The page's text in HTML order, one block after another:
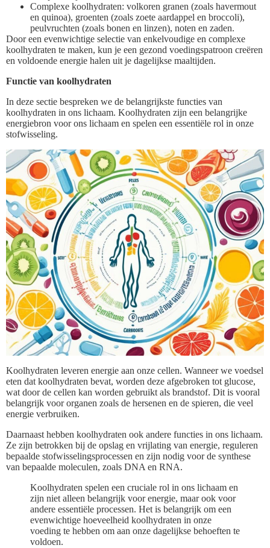
Complexe koolhydraten: volkoren granen (zoals havermout
en quinoa), groenten (zoals zoete aardappel en broccoli),
peulvruchten (zoals bonen en linzen), noten en zaden.
Door een evenwichtige selectie van enkelvoudige en complexe
koolhydraten te maken, kun je een gezond voedingspatroon creëren
en voldoende energie halen uit je dagelijkse maaltijden.
Functie van koolhydraten
In deze sectie bespreken we de belangrijkste functies van
koolhydraten in ons lichaam. Koolhydraten zijn een belangrijke
energiebron voor ons lichaam en spelen een essentiële rol in onze
stofwisseling.
Koolhydraten leveren energie aan onze cellen. Wanneer we voedsel
eten dat koolhydraten bevat, worden deze afgebroken tot glucose,
wat door de cellen kan worden gebruikt als brandstof. Dit is vooral
belangrijk voor organen zoals de hersenen en de spieren, die veel
energie verbruiken.
Daarnaast hebben koolhydraten ook andere functies in ons lichaam.
Ze zijn betrokken bij de opslag en vrijlating van energie, reguleren
bepaalde stofwisselingsprocessen en zijn nodig voor de synthese
van bepaalde moleculen, zoals DNA en RNA.
Koolhydraten spelen een cruciale rol in ons lichaam en
zijn niet alleen belangrijk voor energie, maar ook voor
andere essentiële processen. Het is belangrijk om een
evenwichtige hoeveelheid koolhydraten in onze
voeding te hebben om aan onze dagelijkse behoeften te
voldoen.